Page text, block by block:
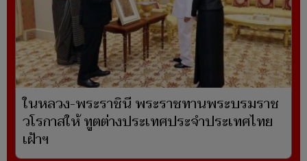
ในหลวง-พระราชินี พระราชทานพระบรมราช
วโรกาสให้ ทูตต่างประเทศประจำประเทศไทย
เฝ้าฯ